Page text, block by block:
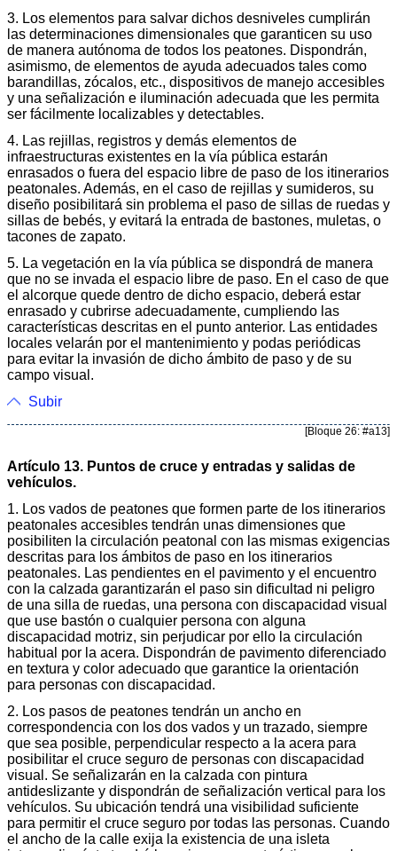
3. Los elementos para salvar dichos desniveles cumplirán
las determinaciones dimensionales que garanticen su uso
de manera autónoma de todos los peatones. Dispondrán,
asimismo, de elementos de ayuda adecuados tales como
barandillas, zócalos, etc., dispositivos de manejo accesibles
y una señalización e iluminación adecuada que les permita
ser fácilmente localizables y detectables.
4. Las rejillas, registros y demás elementos de
infraestructuras existentes en la vía pública estarán
enrasados o fuera del espacio libre de paso de los itinerarios
peatonales. Además, en el caso de rejillas y sumideros, su
diseño posibilitará sin problema el paso de sillas de ruedas y
sillas de bebés, y evitará la entrada de bastones, muletas, o
tacones de zapato.
5. La vegetación en la vía pública se dispondrá de manera
que no se invada el espacio libre de paso. En el caso de que
el alcorque quede dentro de dicho espacio, deberá estar
enrasado y cubrirse adecuadamente, cumpliendo las
características descritas en el punto anterior. Las entidades
locales velarán por el mantenimiento y podas periódicas
para evitar la invasión de dicho ámbito de paso y de su
campo visual.
Subir
[Bloque 26: #a13]
Artículo 13. Puntos de cruce y entradas y salidas de
vehículos.
1. Los vados de peatones que formen parte de los itinerarios
peatonales accesibles tendrán unas dimensiones que
posibiliten la circulación peatonal con las mismas exigencias
descritas para los ámbitos de paso en los itinerarios
peatonales. Las pendientes en el pavimento y el encuentro
con la calzada garantizarán el paso sin dificultad ni peligro
de una silla de ruedas, una persona con discapacidad visual
que use bastón o cualquier persona con alguna
discapacidad motriz, sin perjudicar por ello la circulación
habitual por la acera. Dispondrán de pavimento diferenciado
en textura y color adecuado que garantice la orientación
para personas con discapacidad.
2. Los pasos de peatones tendrán un ancho en
correspondencia con los dos vados y un trazado, siempre
que sea posible, perpendicular respecto a la acera para
posibilitar el cruce seguro de personas con discapacidad
visual. Se señalizarán en la calzada con pintura
antideslizante y dispondrán de señalización vertical para los
vehículos. Su ubicación tendrá una visibilidad suficiente
para permitir el cruce seguro por todas las personas. Cuando
el ancho de la calle exija la existencia de una isleta